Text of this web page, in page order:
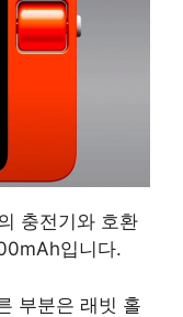
충전기와 호환
입니다.
부분은 래빗 홀